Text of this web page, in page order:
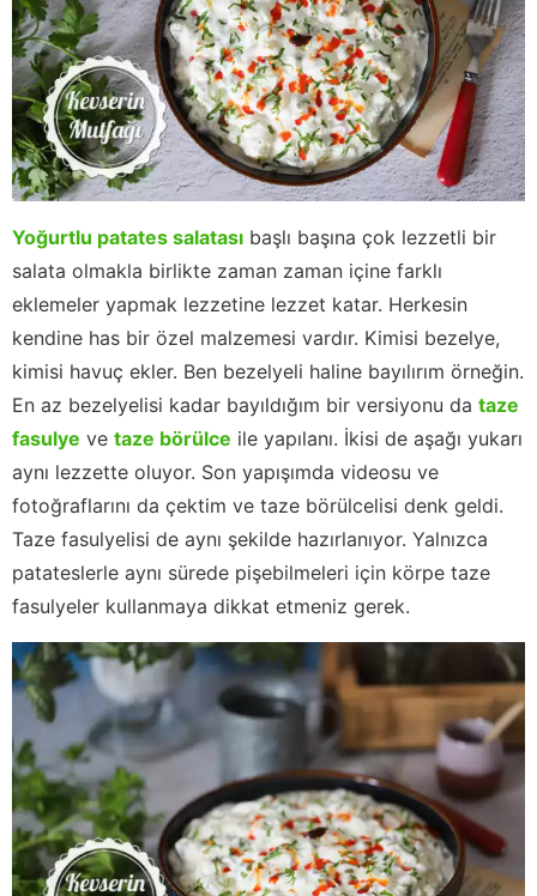
Yoğurtlu patates salatası başlı başına çok lezzetli bir
salata olmakla birlikte zaman zaman içine farklı
eklemeler yapmak lezzetine lezzet katar. Herkesin
kendine has bir özel malzemesi vardır. Kimisi bezelye,
kimisi havuç ekler. Ben bezelyeli haline bayılırım örneğin.
En az bezelyelisi kadar bayıldığım bir versiyonu da taze
fasulye ve taze börülce ile yapılanı. İkisi de aşağı yukarı
aynı lezzette oluyor. Son yapışımda videosu ve
fotoğraflarını da çektim ve taze börülcelisi denk geldi.
Taze fasulyelisi de aynı şekilde hazırlanıyor. Yalnızca
patateslerle aynı sürede pişebilmeleri için körpe taze
fasulyeler kullanmaya dikkat etmeniz gerek.